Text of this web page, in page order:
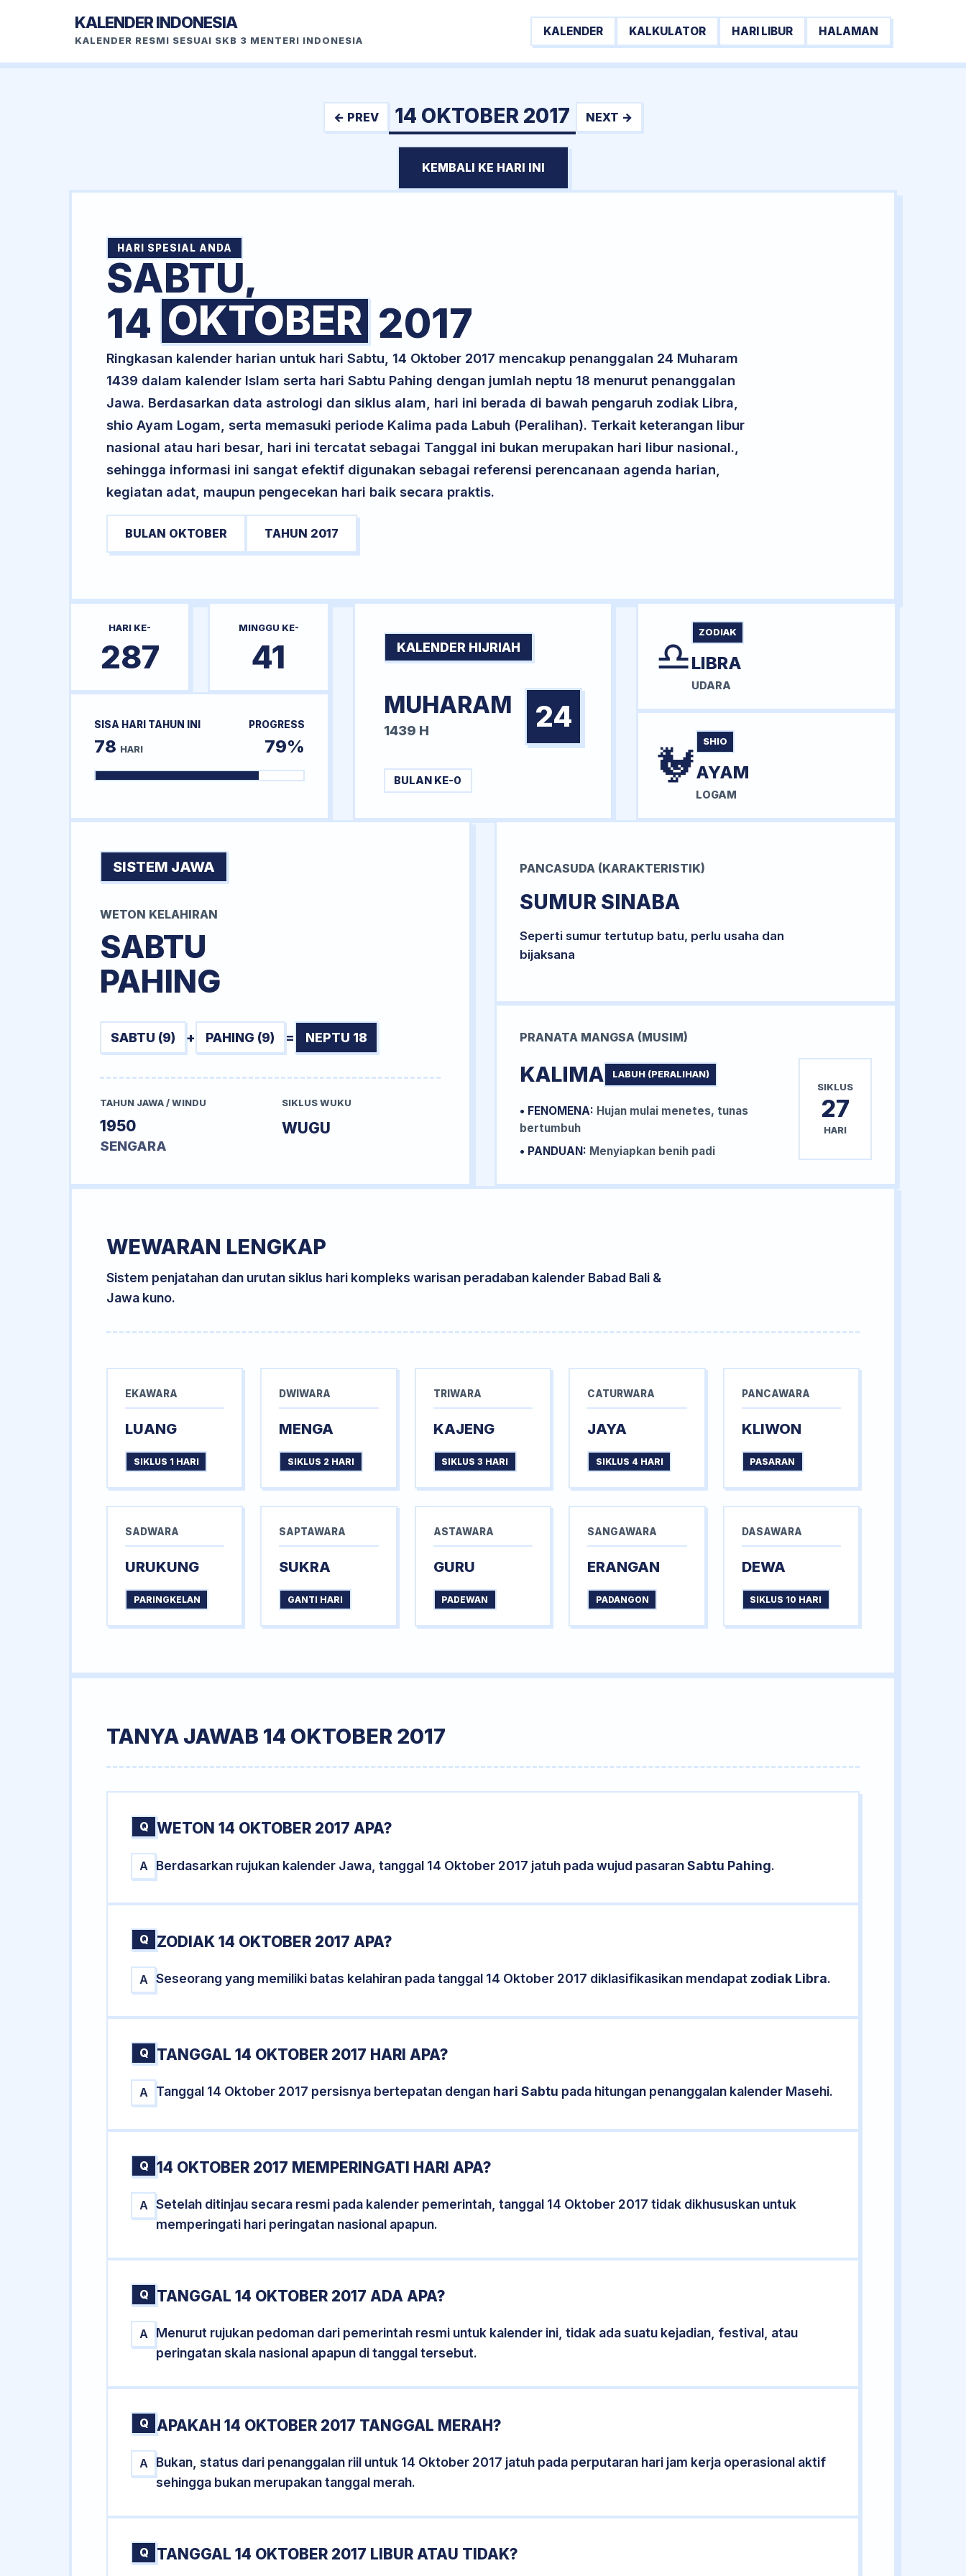
KALENDER INDONESIA
KALENDER RESMI SESUAI SKB 3 MENTERI INDONESIA
KALENDER KALKULATOR HARI LIBUR HALAMAN
← PREV 14 OKTOBER 2017 NEXT →
KEMBALI KE HARI INI
HARI SPESIAL ANDA
SABTU,
14 OKTOBER 2017
Ringkasan kalender harian untuk hari Sabtu, 14 Oktober 2017 mencakup penanggalan 24 Muharam
1439 dalam kalender Islam serta hari Sabtu Pahing dengan jumlah neptu 18 menurut penanggalan
Jawa. Berdasarkan data astrologi dan siklus alam, hari ini berada di bawah pengaruh zodiak Libra,
shio Ayam Logam, serta memasuki periode Kalima pada Labuh (Peralihan). Terkait keterangan libur
nasional atau hari besar, hari ini tercatat sebagai Tanggal ini bukan merupakan hari libur nasional.,
sehingga informasi ini sangat efektif digunakan sebagai referensi perencanaan agenda harian,
kegiatan adat, maupun pengecekan hari baik secara praktis.
BULAN OKTOBER TAHUN 2017
HARI KE-
287
MINGGU KE-
41
SISA HARI TAHUN INI
78 HARI
PROGRESS
79%
KALENDER HIJRIAH
MUHARAM
1439 H 24
BULAN KE-0
♎ ZODIAK
LIBRA
UDARA
🐓 SHIO
AYAM
LOGAM
SISTEM JAWA
WETON KELAHIRAN
SABTU
PAHING
SABTU (9) + PAHING (9) = NEPTU 18
TAHUN JAWA / WINDU
1950
SENGARA
SIKLUS WUKU
WUGU
PANCASUDA (KARAKTERISTIK)
SUMUR SINABA
Seperti sumur tertutup batu, perlu usaha dan
bijaksana
PRANATA MANGSA (MUSIM)
KALIMA LABUH (PERALIHAN)
• FENOMENA: Hujan mulai menetes, tunas
bertumbuh
• PANDUAN: Menyiapkan benih padi
SIKLUS
27
HARI
WEWARAN LENGKAP
Sistem penjatahan dan urutan siklus hari kompleks warisan peradaban kalender Babad Bali &
Jawa kuno.
EKAWARA
LUANG
SIKLUS 1 HARI
DWIWARA
MENGA
SIKLUS 2 HARI
TRIWARA
KAJENG
SIKLUS 3 HARI
CATURWARA
JAYA
SIKLUS 4 HARI
PANCAWARA
KLIWON
PASARAN
SADWARA
URUKUNG
PARINGKELAN
SAPTAWARA
SUKRA
GANTI HARI
ASTAWARA
GURU
PADEWAN
SANGAWARA
ERANGAN
PADANGON
DASAWARA
DEWA
SIKLUS 10 HARI
TANYA JAWAB 14 OKTOBER 2017
Q WETON 14 OKTOBER 2017 APA?
A Berdasarkan rujukan kalender Jawa, tanggal 14 Oktober 2017 jatuh pada wujud pasaranSabtu Pahing.
Q ZODIAK 14 OKTOBER 2017 APA?
A Seseorang yang memiliki batas kelahiran pada tanggal 14 Oktober 2017 diklasifikasikan mendapat zodiak Libra.
Q TANGGAL 14 OKTOBER 2017 HARI APA?
A Tanggal 14 Oktober 2017 persisnya bertepatan dengan hari Sabtu pada hitungan penanggalan kalender Masehi.
Q 14 OKTOBER 2017 MEMPERINGATI HARI APA?
A
Setelah ditinjau secara resmi pada kalender pemerintah, tanggal 14 Oktober 2017 tidak dikhususkan untuk
memperingati hari peringatan nasional apapun.
Q TANGGAL 14 OKTOBER 2017 ADA APA?
A
Menurut rujukan pedoman dari pemerintah resmi untuk kalender ini, tidak ada suatu kejadian, festival, atau
peringatan skala nasional apapun di tanggal tersebut.
Q APAKAH 14 OKTOBER 2017 TANGGAL MERAH?
A
Bukan, status dari penanggalan riil untuk 14 Oktober 2017 jatuh pada perputaran hari jam kerja operasional aktif
sehingga bukan merupakan tanggal merah.
Q TANGGAL 14 OKTOBER 2017 LIBUR ATAU TIDAK?